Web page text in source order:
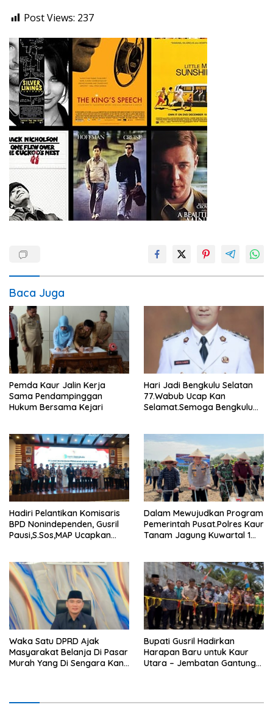
Post Views: 237
Baca Juga
Pemda Kaur Jalin Kerja
Sama Pendampinggan
Hukum Bersama Kejari
Hari Jadi Bengkulu Selatan
77.Wabub Ucap Kan
Selamat.Semoga Bengkulu
Hadiri Pelantikan Komisaris
BPD Nonindependen, Gusril
Pausi,S.Sos,MAP Ucapkan
Dalam Mewujudkan Program
Pemerintah Pusat.Polres Kaur
Tanam Jagung Kuwartal 1
Waka Satu DPRD Ajak
Masyarakat Belanja Di Pasar
Murah Yang Di Sengara Kan
Bupati Gusril Hadirkan
Harapan Baru untuk Kaur
Utara – Jembatan Gantung